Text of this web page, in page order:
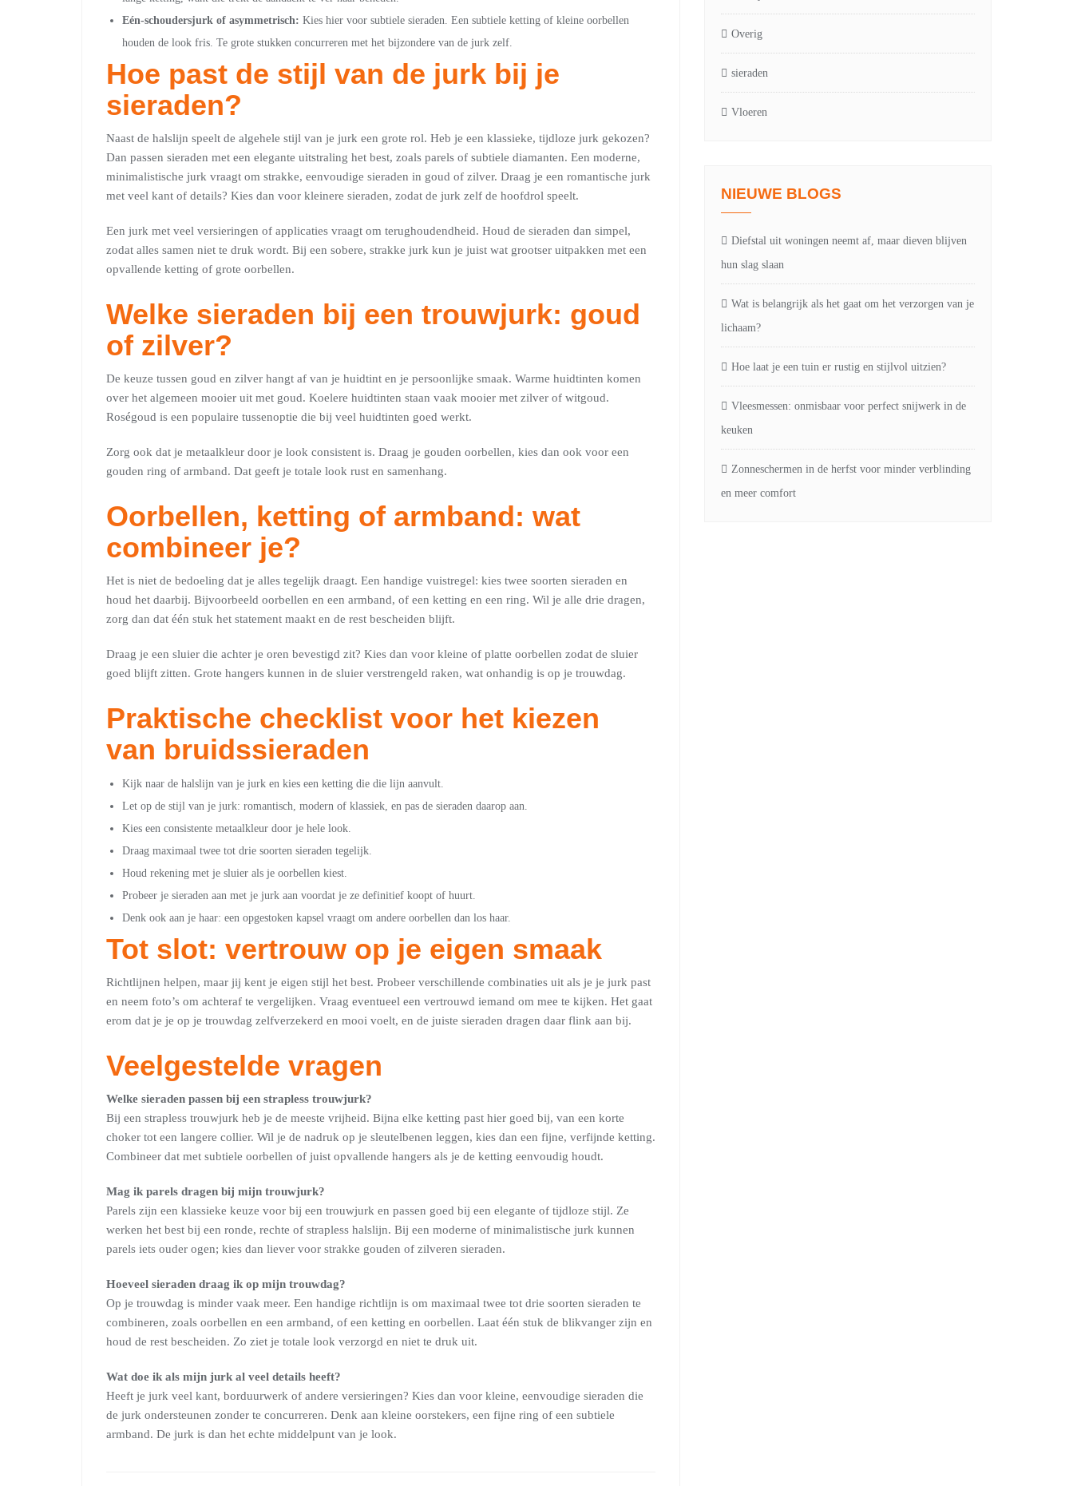
Eén-schoudersjurk of asymmetrisch: Kies hier voor subtiele sieraden. Een subtiele ketting of kleine oorbellen
houden de look fris. Te grote stukken concurreren met het bijzondere van de jurk zelf.
Hoe past de stijl van de jurk bij je
sieraden?
Naast de halslijn speelt de algehele stijl van je jurk een grote rol. Heb je een klassieke, tijdloze jurk gekozen?
Dan passen sieraden met een elegante uitstraling het best, zoals parels of subtiele diamanten. Een moderne,
minimalistische jurk vraagt om strakke, eenvoudige sieraden in goud of zilver. Draag je een romantische jurk
met veel kant of details? Kies dan voor kleinere sieraden, zodat de jurk zelf de hoofdrol speelt.
Een jurk met veel versieringen of applicaties vraagt om terughoudendheid. Houd de sieraden dan simpel,
zodat alles samen niet te druk wordt. Bij een sobere, strakke jurk kun je juist wat grootser uitpakken met een
opvallende ketting of grote oorbellen.
Welke sieraden bij een trouwjurk: goud
of zilver?
De keuze tussen goud en zilver hangt af van je huidtint en je persoonlijke smaak. Warme huidtinten komen
over het algemeen mooier uit met goud. Koelere huidtinten staan vaak mooier met zilver of witgoud.
Roségoud is een populaire tussenoptie die bij veel huidtinten goed werkt.
Zorg ook dat je metaalkleur door je look consistent is. Draag je gouden oorbellen, kies dan ook voor een
gouden ring of armband. Dat geeft je totale look rust en samenhang.
Oorbellen, ketting of armband: wat
combineer je?
Het is niet de bedoeling dat je alles tegelijk draagt. Een handige vuistregel: kies twee soorten sieraden en
houd het daarbij. Bijvoorbeeld oorbellen en een armband, of een ketting en een ring. Wil je alle drie dragen,
zorg dan dat één stuk het statement maakt en de rest bescheiden blijft.
Draag je een sluier die achter je oren bevestigd zit? Kies dan voor kleine of platte oorbellen zodat de sluier
goed blijft zitten. Grote hangers kunnen in de sluier verstrengeld raken, wat onhandig is op je trouwdag.
Praktische checklist voor het kiezen
van bruidssieraden
Kijk naar de halslijn van je jurk en kies een ketting die die lijn aanvult.
Let op de stijl van je jurk: romantisch, modern of klassiek, en pas de sieraden daarop aan.
Kies een consistente metaalkleur door je hele look.
Draag maximaal twee tot drie soorten sieraden tegelijk.
Houd rekening met je sluier als je oorbellen kiest.
Probeer je sieraden aan met je jurk aan voordat je ze definitief koopt of huurt.
Denk ook aan je haar: een opgestoken kapsel vraagt om andere oorbellen dan los haar.
Tot slot: vertrouw op je eigen smaak
Richtlijnen helpen, maar jij kent je eigen stijl het best. Probeer verschillende combinaties uit als je je jurk past
en neem foto’s om achteraf te vergelijken. Vraag eventueel een vertrouwd iemand om mee te kijken. Het gaat
erom dat je je op je trouwdag zelfverzekerd en mooi voelt, en de juiste sieraden dragen daar flink aan bij.
Veelgestelde vragen
Welke sieraden passen bij een strapless trouwjurk?
Bij een strapless trouwjurk heb je de meeste vrijheid. Bijna elke ketting past hier goed bij, van een korte
choker tot een langere collier. Wil je de nadruk op je sleutelbenen leggen, kies dan een fijne, verfijnde ketting.
Combineer dat met subtiele oorbellen of juist opvallende hangers als je de ketting eenvoudig houdt.
Mag ik parels dragen bij mijn trouwjurk?
Parels zijn een klassieke keuze voor bij een trouwjurk en passen goed bij een elegante of tijdloze stijl. Ze
werken het best bij een ronde, rechte of strapless halslijn. Bij een moderne of minimalistische jurk kunnen
parels iets ouder ogen; kies dan liever voor strakke gouden of zilveren sieraden.
Hoeveel sieraden draag ik op mijn trouwdag?
Op je trouwdag is minder vaak meer. Een handige richtlijn is om maximaal twee tot drie soorten sieraden te
combineren, zoals oorbellen en een armband, of een ketting en oorbellen. Laat één stuk de blikvanger zijn en
houd de rest bescheiden. Zo ziet je totale look verzorgd en niet te druk uit.
Wat doe ik als mijn jurk al veel details heeft?
Heeft je jurk veel kant, borduurwerk of andere versieringen? Kies dan voor kleine, eenvoudige sieraden die
de jurk ondersteunen zonder te concurreren. Denk aan kleine oorstekers, een fijne ring of een subtiele
armband. De jurk is dan het echte middelpunt van je look.
Overig
sieraden
Vloeren
NIEUWE BLOGS
Diefstal uit woningen neemt af, maar dieven blijven
hun slag slaan
Wat is belangrijk als het gaat om het verzorgen van je
lichaam?
Hoe laat je een tuin er rustig en stijlvol uitzien?
Vleesmessen: onmisbaar voor perfect snijwerk in de
keuken
Zonneschermen in de herfst voor minder verblinding
en meer comfort